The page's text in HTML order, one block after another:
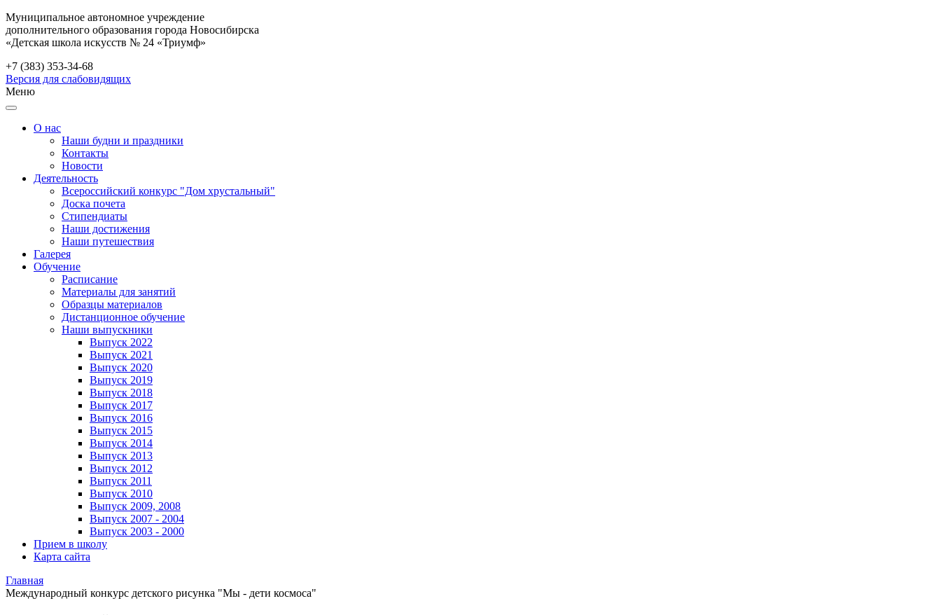
Муниципальное автономное учреждение
дополнительного образования города Новосибирска
«Детская школа искусств № 24 «Триумф»
+7 (383) 353-34-68
Версия для слабовидящих
Меню
О нас
Наши будни и праздники
Контакты
Новости
Деятельность
Всероссийский конкурс "Дом хрустальный"
Доска почета
Стипендиаты
Наши достижения
Наши путешествия
Галерея
Обучение
Расписание
Материалы для занятий
Образцы материалов
Дистанционное обучение
Наши выпускники
Выпуск 2022
Выпуск 2021
Выпуск 2020
Выпуск 2019
Выпуск 2018
Выпуск 2017
Выпуск 2016
Выпуск 2015
Выпуск 2014
Выпуск 2013
Выпуск 2012
Выпуск 2011
Выпуск 2010
Выпуск 2009, 2008
Выпуск 2007 - 2004
Выпуск 2003 - 2000
Прием в школу
Карта сайта
Главная
Международный конкурс детского рисунка "Мы - дети космоса"